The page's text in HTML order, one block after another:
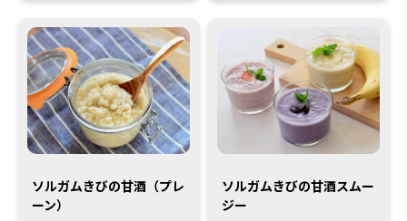
ソルガムきびの甘酒（プレ
ーン）
ソルガムきびの甘酒スムー
ジー